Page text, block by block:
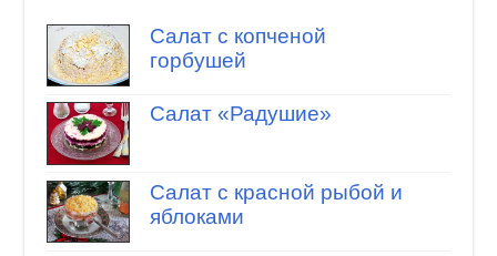
Салат с копченой
горбушей
Салат «Радушие»
Салат с красной рыбой и
яблоками